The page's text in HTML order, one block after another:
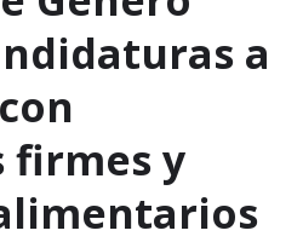
a
firmes y